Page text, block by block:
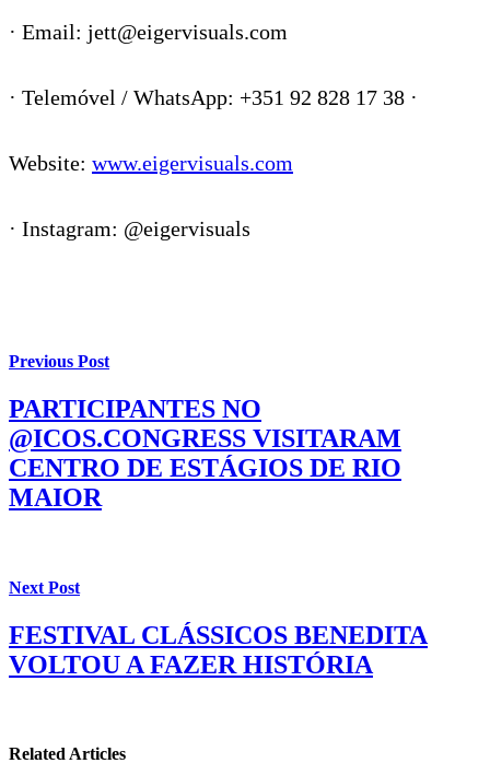
· Email: jett@eigervisuals.com
· Telemóvel / WhatsApp: +351 92 828 17 38 ·
Website: www.eigervisuals.com
· Instagram: @eigervisuals
Previous Post
PARTICIPANTES NO
@ICOS.CONGRESS VISITARAM
CENTRO DE ESTÁGIOS DE RIO
MAIOR
Next Post
FESTIVAL CLÁSSICOS BENEDITA
VOLTOU A FAZER HISTÓRIA
Related Articles